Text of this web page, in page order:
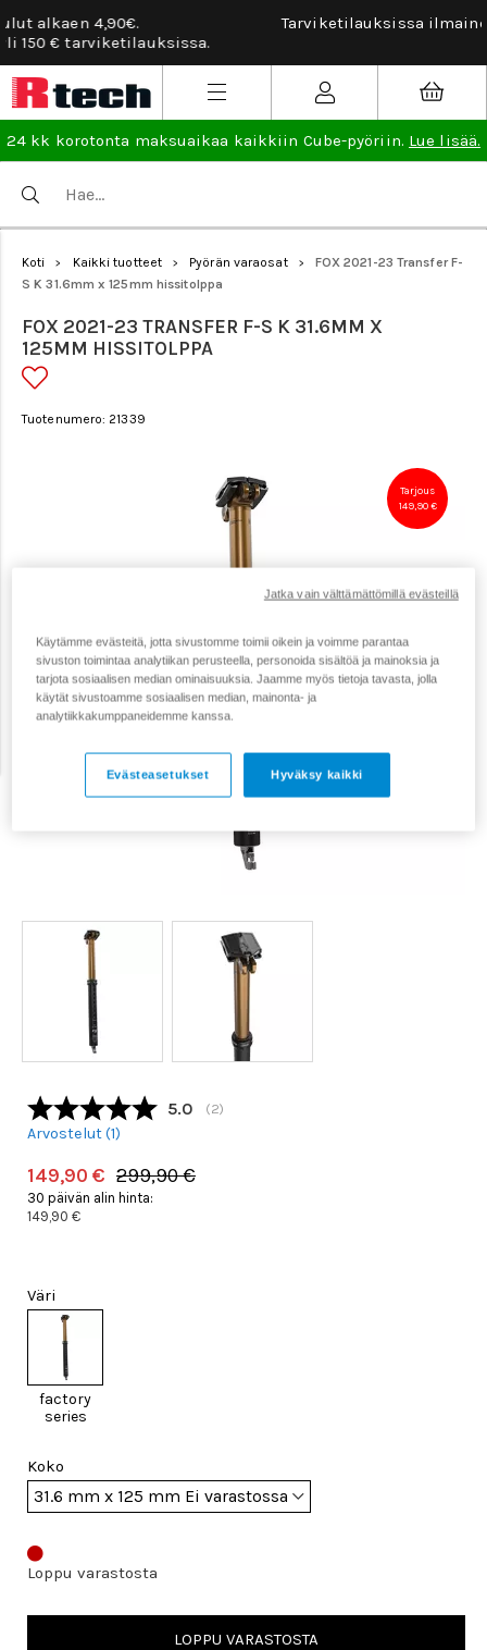
Tarviketilauksissa ilmainen vaihto- ja palautusoikeus.Lue
24 kk korotonta maksuaikaa kaikkiin Cube-pyöriin. Lue lisää.
Koti > Kaikki tuotteet > Pyörän varaosat >
FOX 2021-23 Transfer F-
S K 31.6mm x 125mm hissitolppa
FOX 2021-23 TRANSFER F-S K 31.6MM X
125MM HISSITOLPPA
Tuotenumero: 21339
Tarjous
149,90 €
Keskimääräinen luokitus:
5.0 (äänet:
2)
Arvostelut (1)
149,90 € 299,90 €
30 päivän alin hinta:
149,90 €
Väri
factory
series
Koko
Loppu varastosta
LOPPU VARASTOSTA
Käytämme evästeitä, jotta sivustomme toimii oikein ja voimme parantaa
sivuston toimintaa analytiikan perusteella, personoida sisältöä ja mainoksia ja
tarjota sosiaalisen median ominaisuuksia. Jaamme myös tietoja tavasta, jolla
käytät sivustoamme sosiaalisen median, mainonta- ja
analytiikkakumppaneidemme kanssa.
Hyväksy kaikki
Evästeasetukset
Jatka vain välttämättömillä evästeillä